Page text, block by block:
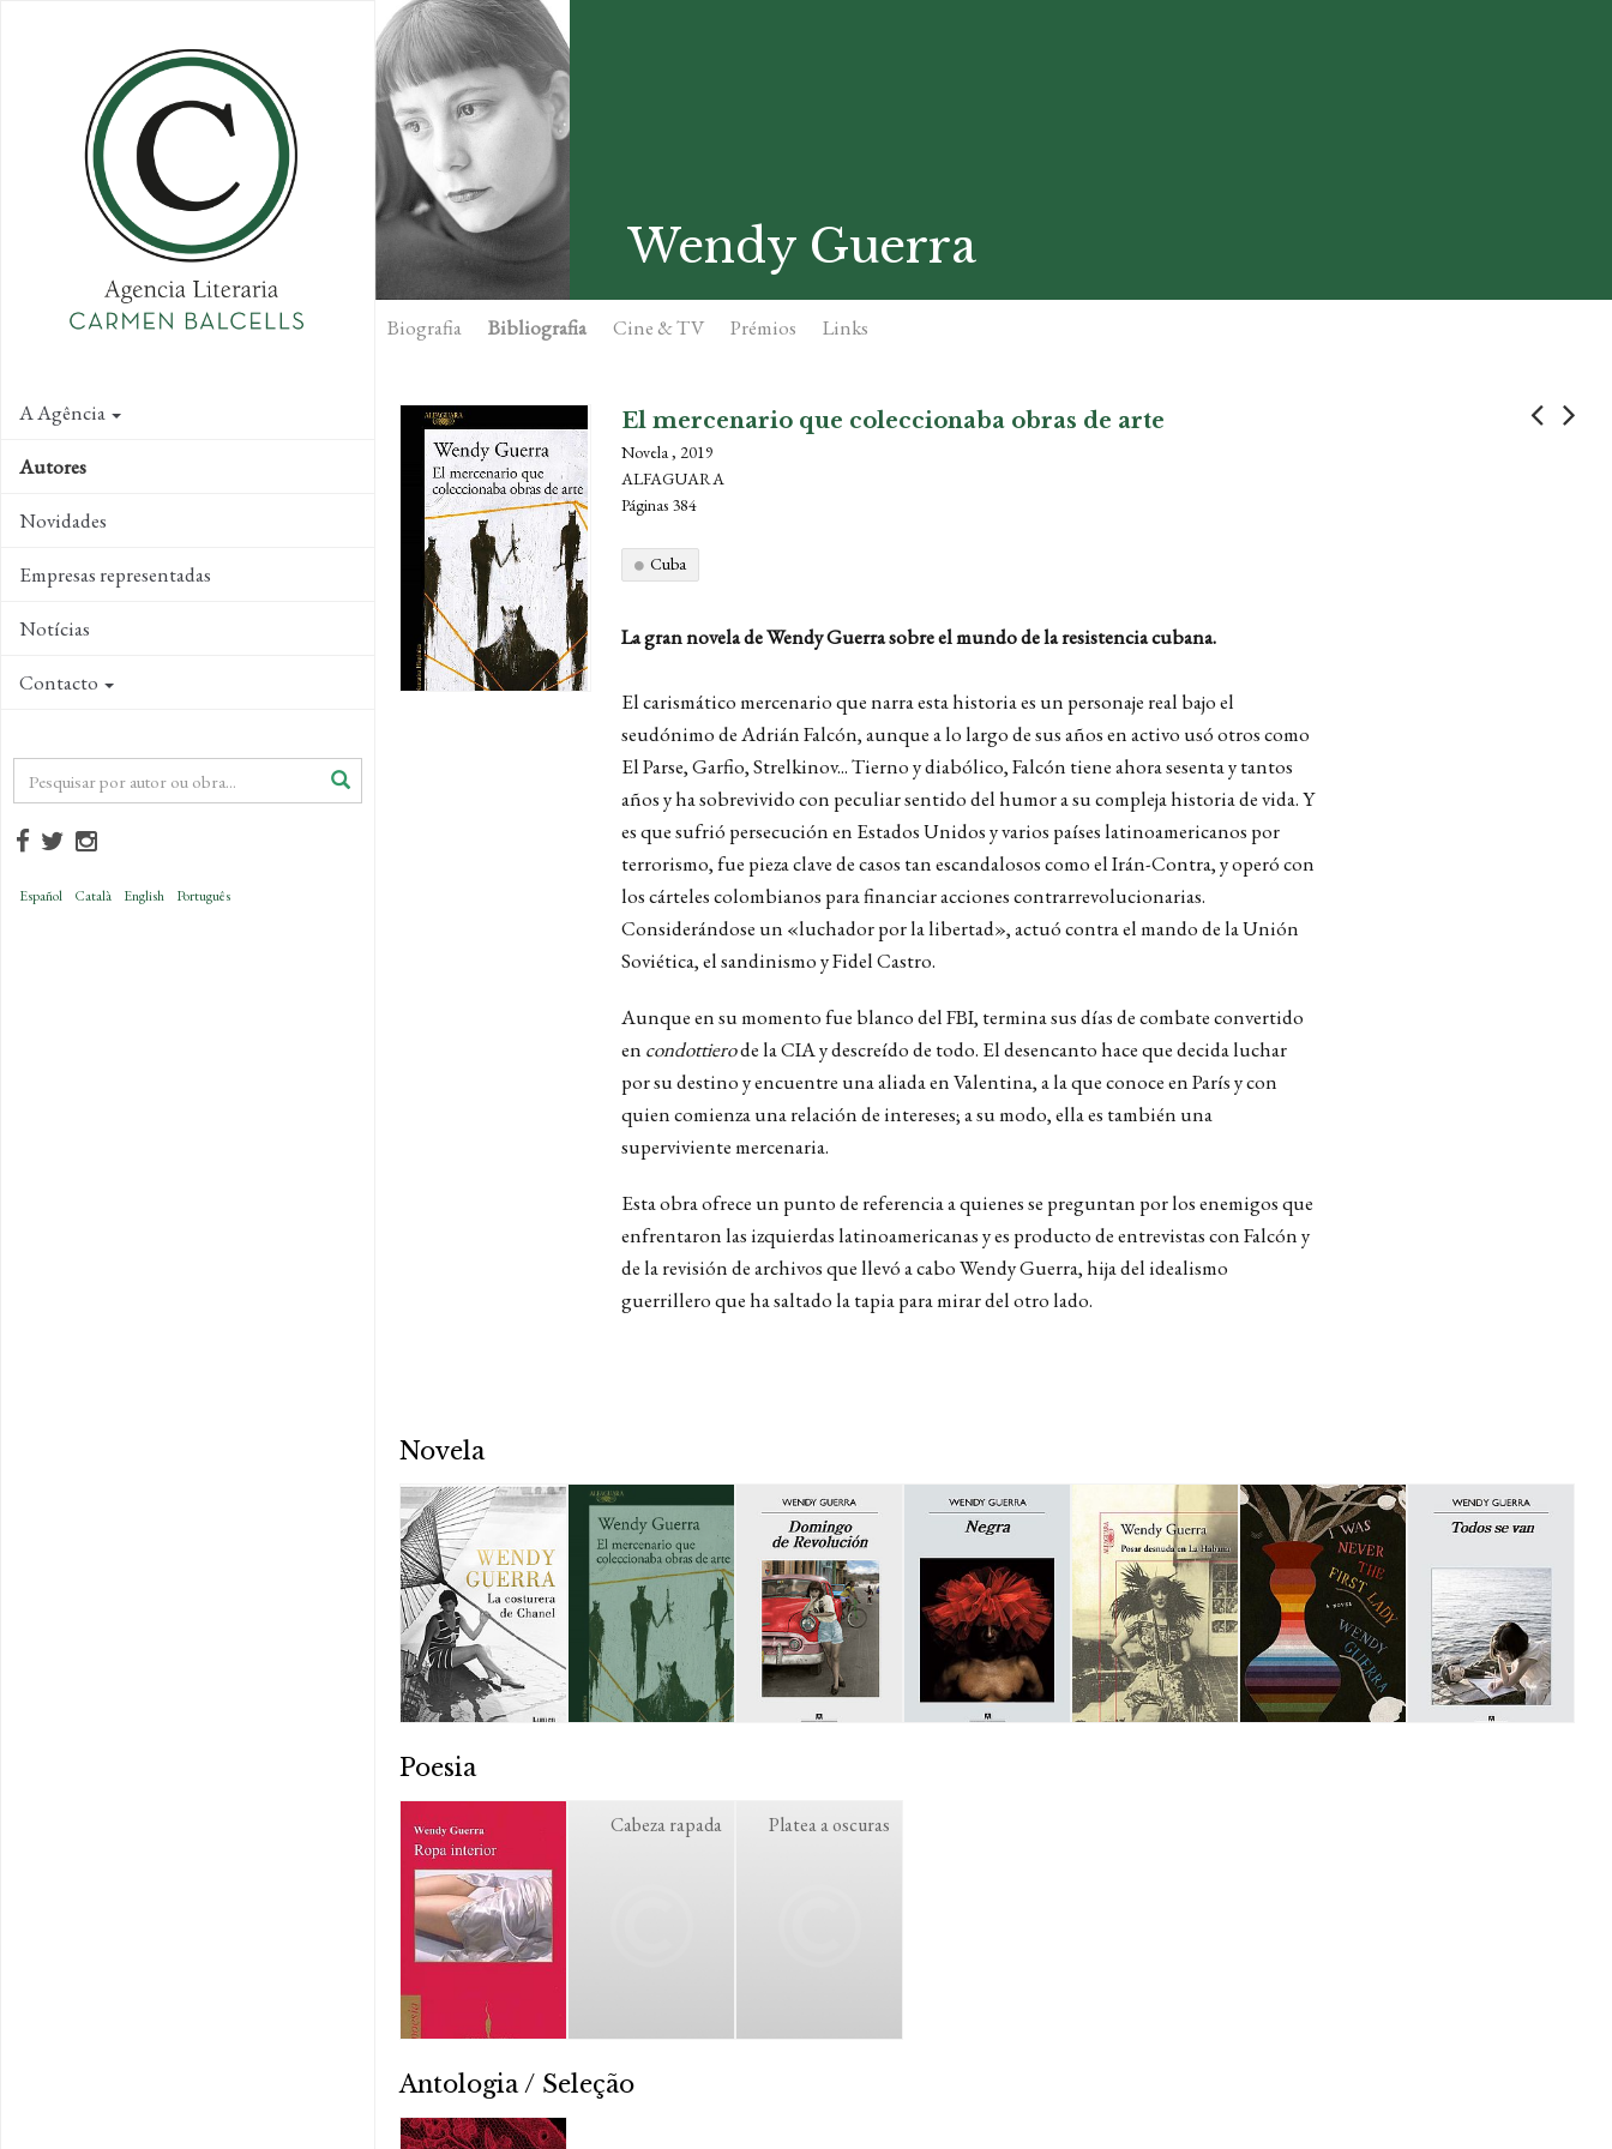
A Agência
Autores
Novidades
Empresas representadas
Notícias
Contacto
Español Català English Português
Wendy Guerra
Biografia Bibliografia Cine & TV Prémios Links
El mercenario que coleccionaba obras de arte
Novela , 2019
ALFAGUARA
Páginas 384
Cuba
La gran novela de Wendy Guerra sobre el mundo de la resistencia cubana.
El carismático mercenario que narra esta historia es un personaje real bajo el
seudónimo de Adrián Falcón, aunque a lo largo de sus años en activo usó otros como
El Parse, Garfio, Strelkinov... Tierno y diabólico, Falcón tiene ahora sesenta y tantos
años y ha sobrevivido con peculiar sentido del humor a su compleja historia de vida. Y
es que sufrió persecución en Estados Unidos y varios países latinoamericanos por
terrorismo, fue pieza clave de casos tan escandalosos como el Irán-Contra, y operó con
los cárteles colombianos para financiar acciones contrarrevolucionarias.
Considerándose un «luchador por la libertad», actuó contra el mando de la Unión
Soviética, el sandinismo y Fidel Castro.
Aunque en su momento fue blanco del FBI, termina sus días de combate convertido
en condottierode la CIA y descreído de todo. El desencanto hace que decida luchar
por su destino y encuentre una aliada en Valentina, a la que conoce en París y con
quien comienza una relación de intereses; a su modo, ella es también una
superviviente mercenaria.
Esta obra ofrece un punto de referencia a quienes se preguntan por los enemigos que
enfrentaron las izquierdas latinoamericanas y es producto de entrevistas con Falcón y
de la revisión de archivos que llevó a cabo Wendy Guerra, hija del idealismo
guerrillero que ha saltado la tapia para mirar del otro lado.
Novela
Poesia
Cabeza rapada Platea a oscuras
Antologia / Seleção